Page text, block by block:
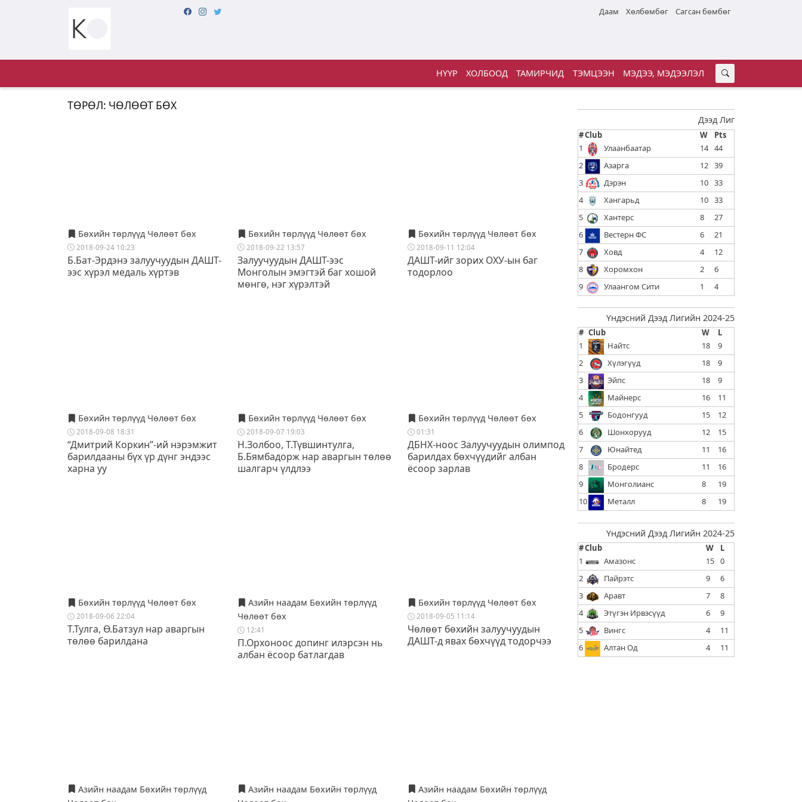
Даам Хөлбөмбөг Сагсан бөмбөг
НҮҮР ХОЛБООД ТАМИРЧИД ТЭМЦЭЭН МЭДЭЭ, МЭДЭЭЛЭЛ
ТӨРӨЛ: ЧӨЛӨӨТ БӨХ
Бөхийн төрлүүд Чөлөөт бөх
2018-09-24 10:23
Б.Бат-Эрдэнэ залуучуудын ДАШТ-
ээс хүрэл медаль хүртэв
Бөхийн төрлүүд Чөлөөт бөх
2018-09-22 13:57
Залуучуудын ДАШТ-ээс
Монголын эмэгтэй баг хошой
мөнгө, нэг хүрэлтэй
Бөхийн төрлүүд Чөлөөт бөх
2018-09-11 12:04
ДАШТ-ийг зорих ОХУ-ын баг
тодорлоо
Бөхийн төрлүүд Чөлөөт бөх
2018-09-08 18:31
“Дмитрий Коркин”-ий нэрэмжит
барилдааны бүх үр дүнг эндээс
харна уу
Бөхийн төрлүүд Чөлөөт бөх
2018-09-07 19:03
Н.Золбоо, Т.Түвшинтулга,
Б.Бямбадорж нар аваргын төлөө
шалгарч үлдлээ
Бөхийн төрлүүд Чөлөөт бөх
01:31
ДБНХ-ноос Залуучуудын олимпод
барилдах бөхчүүдийг албан
ёсоор зарлав
Бөхийн төрлүүд Чөлөөт бөх
2018-09-06 22:04
Т.Тулга, Ө.Батзул нар аваргын
төлөө барилдана
Азийн наадам Бөхийн төрлүүд
Чөлөөт бөх
12:41
П.Орхоноос допинг илэрсэн нь
албан ёсоор батлагдав
Бөхийн төрлүүд Чөлөөт бөх
2018-09-05 11:14
Чөлөөт бөхийн залуучуудын
ДАШТ-д явах бөхчүүд тодорчээ
Азийн наадам Бөхийн төрлүүд
Азийн наадам Бөхийн төрлүүд
Азийн наадам Бөхийн төрлүүд
Дээд Лиг
#Club W
Pts
1
Улаанбаатар 14 44
2
Азарга 12 39
3
Дэрэн 10 33
4
Хангарьд 10 33
5
Хантерс 8
27
6
Вестерн ФС 6
21
7
Ховд 4
12
8
Хоромхон 2
6
9
Улаангом Сити 1 4
Үндэсний Дээд Лигийн 2024-25
# Club W
L
1
Найтс 18
9
2
Хүлэгүүд 18
9
3
Эйпс 18
9
4
Майнерс 16
11
5
Бодонгууд 15
12
6
Шонхорууд 12
15
7
Юнайтед 11
16
8
Бродерс 11
16
9
Монголианс 8
19
10
Металл 8 19
Үндэсний Дээд Лигийн 2024-25
#Club W
L
1
Амазонс 15 0
2
Пайрэтс 9
6
3
Аравт 7
8
4
Этүгэн Ирвэсүүд 6
9
5
Вингс 4
11
6
Алтан Од 4 11